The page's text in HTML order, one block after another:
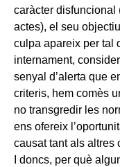
caràcter disfuncional
actes), el seu
culpa apareix per tal
internament,
senyal d’alerta que
criteris, hem comès
no transgredir les
ens ofereix
causat tant als altres
I doncs, per què